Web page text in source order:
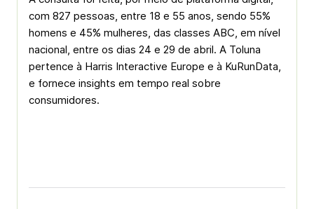
com 827 pessoas, entre 18 e 55 anos, sendo 55%
homens e 45% mulheres, das classes ABC, em nível
nacional, entre os dias 24 e 29 de abril. A Toluna
pertence à Harris Interactive Europe e à KuRunData,
e fornece insights em tempo real sobre
consumidores.